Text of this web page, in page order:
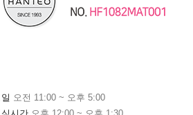
오전 11:00 ~ 오후 5:00